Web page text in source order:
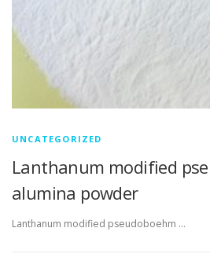
UNCATEGORIZED
Lanthanum modified
alumina powder
Lanthanum modified pseudoboehm …